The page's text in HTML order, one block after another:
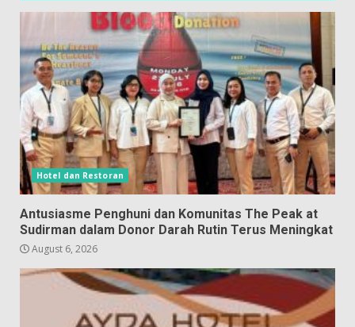
Hotel dan Restoran
Antusiasme Penghuni dan Komunitas The Peak at
Sudirman dalam Donor Darah Rutin Terus Meningkat
August 6, 2026